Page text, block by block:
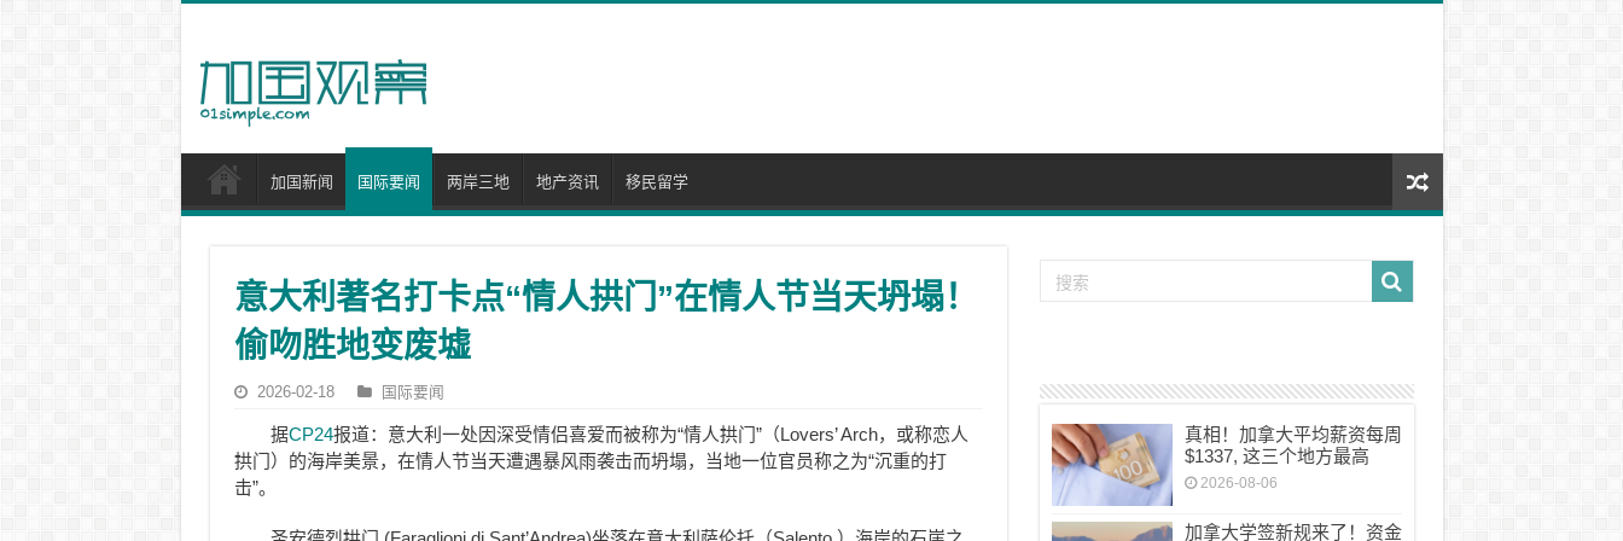
加国新闻 国际要闻 两岸三地 地产资讯 移民留学
意大利著名打卡点“情人拱门”在情人节当天坍塌！
偷吻胜地变废墟
2026-02-18 国际要闻
据CP24报道：意大利一处因深受情侣喜爱而被称为“情人拱门”（Lovers’ Arch，或称恋人
拱门）的海岸美景，在情人节当天遭遇暴风雨袭击而坍塌，当地一位官员称之为“沉重的打
击”。
真相！加拿大平均薪资每周
$1337, 这三个地方最高
2026-08-06
加拿大学签新规来了！资金